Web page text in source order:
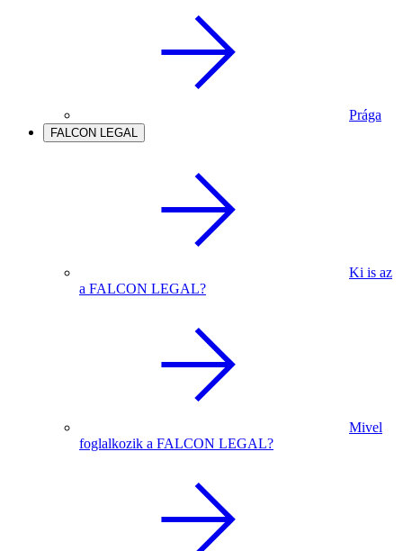
Prága
FALCON LEGAL
Ki is az
a FALCON LEGAL?
Mivel
foglalkozik a FALCON LEGAL?